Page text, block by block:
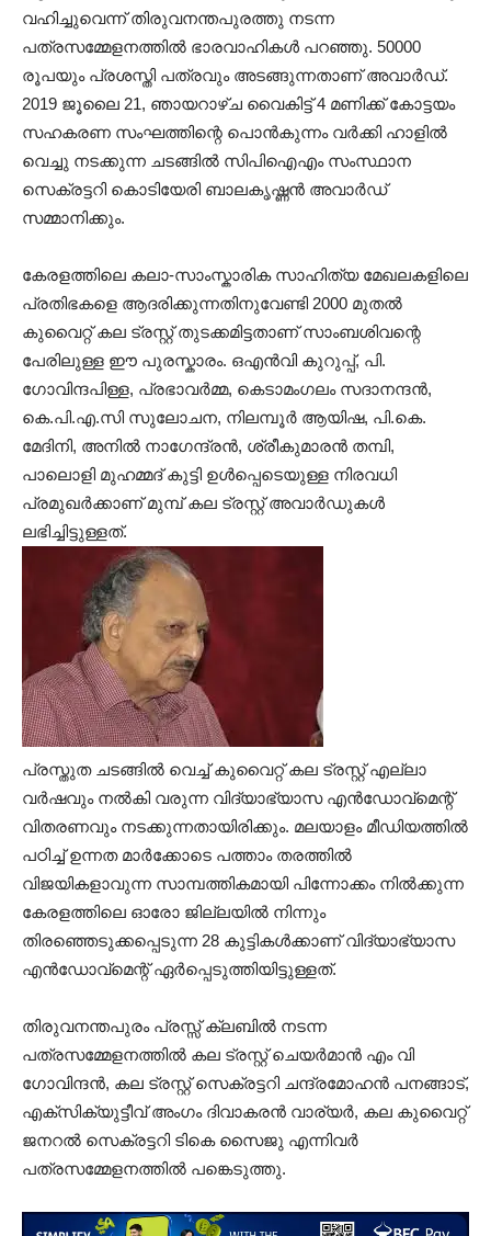
വഹിച്ചുവെന്ന് തിരുവനന്തപുരത്തു നടന്ന
പത്രസമ്മേളനത്തിൽ ഭാരവാഹികൾ പറഞ്ഞു. 50000
രൂപയും പ്രശസ്തി പത്രവും അടങ്ങുന്നതാണ് അവാർഡ്.
2019 ജൂലൈ 21, ഞായറാഴ്ച വൈകിട്ട് 4 മണിക്ക് കോട്ടയം
സഹകരണ സംഘത്തിന്റെ പൊൻ‌കുന്നം വർക്കി ഹാളിൽ
വെച്ചു നടക്കുന്ന ചടങ്ങിൽ സിപി‌ഐ‌എം സംസ്ഥാന
സെക്രട്ടറി കൊടിയേരി ബാലകൃഷ്ണൻ അവാർഡ്
സമ്മാനിക്കും.
കേരളത്തിലെ കലാ-സാംസ്കാരിക സാഹിത്യ മേഖലകളിലെ
പ്രതിഭകളെ ആദരിക്കുന്നതിനുവേണ്ടി 2000 മുതൽ
കുവൈറ്റ് കല ട്രസ്റ്റ് തുടക്കമിട്ടതാണ് സാംബശിവന്റെ
പേരിലുള്ള ഈ പുരസ്കാരം. ഒഎൻ‌വി കുറുപ്പ്, പി.
ഗോവിന്ദപിള്ള, പ്രഭാവർമ്മ, കെടാമംഗലം സദാനന്ദൻ,
കെ.പി.എ.സി സുലോചന, നിലമ്പൂർ ആയിഷ, പി.കെ.
മേദിനി, അനിൽ നാഗേന്ദ്രൻ, ശ്രീകുമാരൻ തമ്പി,
പാലൊളി മുഹമ്മദ് കുട്ടി ഉൾപ്പെടെയുള്ള നിരവധി
പ്രമുഖർക്കാണ് മുമ്പ് കല ട്രസ്റ്റ് അവാർഡുകൾ
ലഭിച്ചിട്ടുള്ളത്.
പ്രസ്തുത ചടങ്ങിൽ വെച്ച് കുവൈറ്റ് കല ട്രസ്റ്റ് എല്ലാ
വർഷവും നൽകി വരുന്ന വിദ്യാഭ്യാസ എൻഡോവ്മെന്റ്
വിതരണവും നടക്കുന്നതായിരിക്കും. മലയാളം മീഡിയത്തിൽ
പഠിച്ച് ഉന്നത മാർക്കോടെ പത്താം തരത്തിൽ
വിജയികളാവുന്ന സാമ്പത്തികമായി പിന്നോക്കം നിൽക്കുന്ന
കേരളത്തിലെ ഓരോ ജില്ലയിൽ നിന്നും
തിരഞ്ഞെടുക്കപ്പെടുന്ന 28 കുട്ടികൾക്കാണ് വിദ്യാഭ്യാസ
എൻഡോവ്മെന്റ് ഏർപ്പെടുത്തിയിട്ടുള്ളത്.
തിരുവനന്തപുരം പ്രസ്സ് ക്ലബിൽ നടന്ന
പത്രസമ്മേളനത്തിൽ കല ട്രസ്റ്റ് ചെയർമാൻ എം വി
ഗോവിന്ദൻ, കല ട്രസ്റ്റ് സെക്രട്ടറി ചന്ദ്രമോഹന്‍ പനങ്ങാട്,
എക്സിക്യുട്ടീവ് അംഗം ദിവാകരൻ വാര്യർ, കല കുവൈറ്റ്
ജനറല്‍ സെക്രട്ടറി ടികെ സൈജു എന്നിവർ
പത്രസമ്മേളനത്തിൽ പങ്കെടുത്തു.